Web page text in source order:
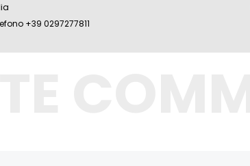
+39 0297277811